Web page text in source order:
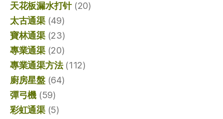
天花板漏水打针(20)
太古通渠(49)
寶林通渠(23)
專業通渠(20)
專業通渠方法(112)
廚房星盤(64)
彈弓機 (59)
彩虹通渠(5)